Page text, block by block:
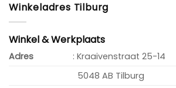
Winkeladres Tilburg
Winkel & Werkplaats
Adres
: Kraaivenstraat 25-14
5048 AB Tilburg